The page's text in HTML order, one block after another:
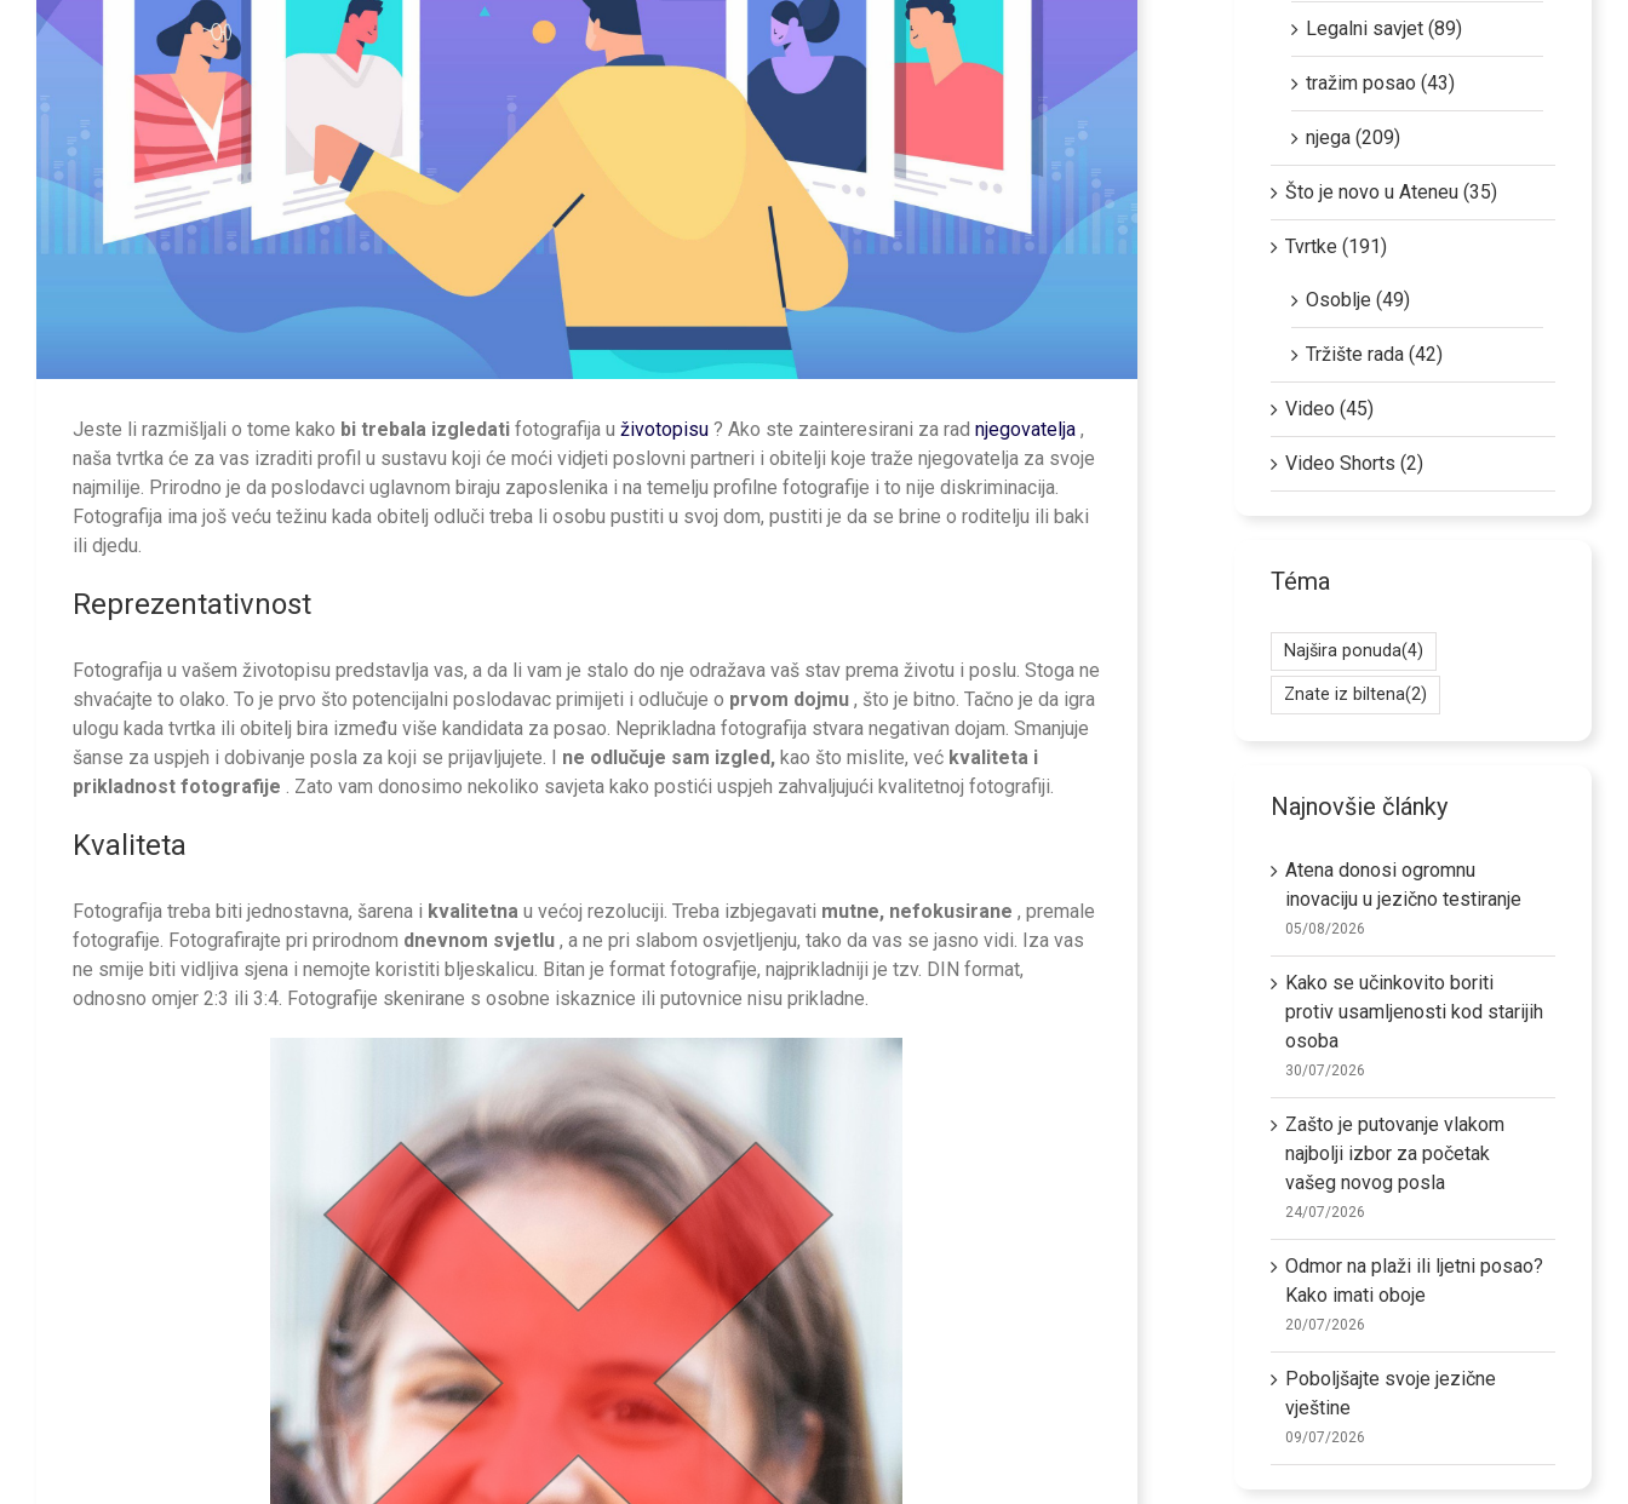
Jeste li razmišljali o tome kako bi trebala izgledati fotografija u životopisu ? Ako ste zainteresirani za rad njegovatelja ,
naša tvrtka će za vas izraditi profil u sustavu koji će moći vidjeti poslovni partneri i obitelji koje traže njegovatelja za svoje
najmilije. Prirodno je da poslodavci uglavnom biraju zaposlenika i na temelju profilne fotografije i to nije diskriminacija.
Fotografija ima još veću težinu kada obitelj odluči treba li osobu pustiti u svoj dom, pustiti je da se brine o roditelju ili baki
ili djedu.
Reprezentativnost
Fotografija u vašem životopisu predstavlja vas, a da li vam je stalo do nje odražava vaš stav prema životu i poslu. Stoga ne
shvaćajte to olako. To je prvo što potencijalni poslodavac primijeti i odlučuje o prvom dojmu , što je bitno. Tačno je da igra
ulogu kada tvrtka ili obitelj bira između više kandidata za posao. Neprikladna fotografija stvara negativan dojam. Smanjuje
šanse za uspjeh i dobivanje posla za koji se prijavljujete. I ne odlučuje sam izgled, kao što mislite, već kvaliteta i
prikladnost fotografije . Zato vam donosimo nekoliko savjeta kako postići uspjeh zahvaljujući kvalitetnoj fotografiji.
Kvaliteta
Fotografija treba biti jednostavna, šarena i kvalitetna u većoj rezoluciji. Treba izbjegavati mutne, nefokusirane , premale
fotografije. Fotografirajte pri prirodnom dnevnom svjetlu , a ne pri slabom osvjetljenju, tako da vas se jasno vidi. Iza vas
ne smije biti vidljiva sjena i nemojte koristiti bljeskalicu. Bitan je format fotografije, najprikladniji je tzv. DIN format,
odnosno omjer 2:3 ili 3:4. Fotografije skenirane s osobne iskaznice ili putovnice nisu prikladne.
Legalni savjet (89)
tražim posao (43)
njega (209)
Što je novo u Ateneu (35)
Tvrtke (191)
Osoblje (49)
Tržište rada (42)
Video (45)
Video Shorts (2)
Téma
Najšira ponuda(4)
Znate iz biltena(2)
Najnovšie články
Atena donosi ogromnu
inovaciju u jezično testiranje
05/08/2026
Kako se učinkovito boriti
protiv usamljenosti kod starijih
osoba
30/07/2026
Zašto je putovanje vlakom
najbolji izbor za početak
vašeg novog posla
24/07/2026
Odmor na plaži ili ljetni posao?
Kako imati oboje
20/07/2026
Poboljšajte svoje jezične
vještine
09/07/2026